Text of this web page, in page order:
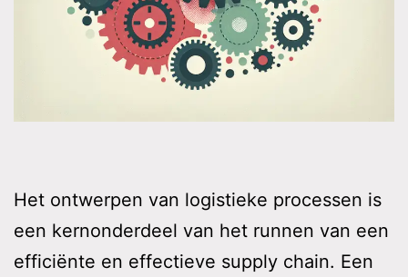
Het ontwerpen van logistieke processen is
een kernonderdeel van het runnen van een
efficiënte en effectieve supply chain. Een